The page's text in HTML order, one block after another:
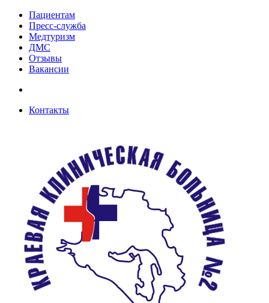
Пациентам
Пресс-служба
Медтуризм
ДМС
Отзывы
Вакансии
Контакты